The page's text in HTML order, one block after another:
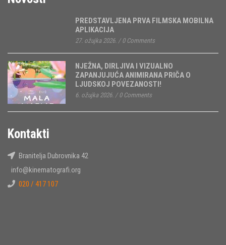
PREDSTAVLJENA PRVA FILMSKA MOBILNA
APLIKACIJA
27. ožujka 2026. / 0 Comments
NJEŽNA, DIRLJIVA I VIZUALNO
ZAPANJUJUĆA ANIMIRANA PRIČA O
LJUDSKOJ POVEZANOSTI!
6. ožujka 2026. / 0 Comments
Kontakti
Branitelja Dubrovnika 42
info@kinematografi.org
020 / 417 107